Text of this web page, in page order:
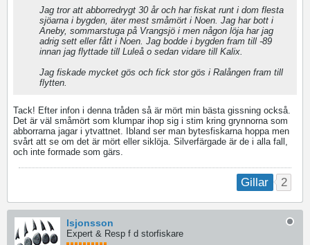
Jag tror att abborredrygt 30 år och har fiskat runt i dom flesta
sjöarna i bygden, äter mest småmört i Noen. Jag har bott i
Aneby, sommarstuga på Vrangsjö i men någon löja har jag
adrig sett eller fått i Noen. Jag bodde i bygden fram till -89
innan jag flyttade till Luleå o sedan vidare till Kalix.
Jag fiskade mycket gös och fick stor gös i Ralången fram till
flytten.
Tack! Efter infon i denna tråden så är mört min bästa gissning också.
Det är väl småmört som klumpar ihop sig i stim kring grynnorna som
abborrarna jagar i ytvattnet. Ibland ser man bytesfiskarna hoppa men
svårt att se om det är mört eller siklöja. Silverfärgade är de i alla fall,
och inte formade som gärs.
Gillar 2
lsjonsson
Expert & Resp f d storfiskare